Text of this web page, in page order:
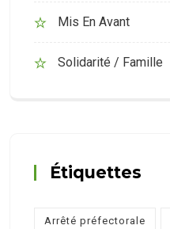
Mis En Avant
Solidarité / Famille
Étiquettes
Arrêté préfectorale